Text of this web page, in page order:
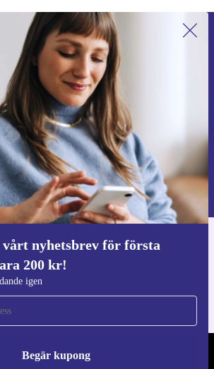
nyhetsbrev för första
200 kr!
igen
Begär kupong
dig till vårt nyhetsbrev för
gången och spara 200 kr!
aldrig ett erbjudande igen.
Begär kupong
av personuppgifter finns i vår
Ladda ner refurbed appen
För iOS och Android
SVERIGE - RETHINK NEW.